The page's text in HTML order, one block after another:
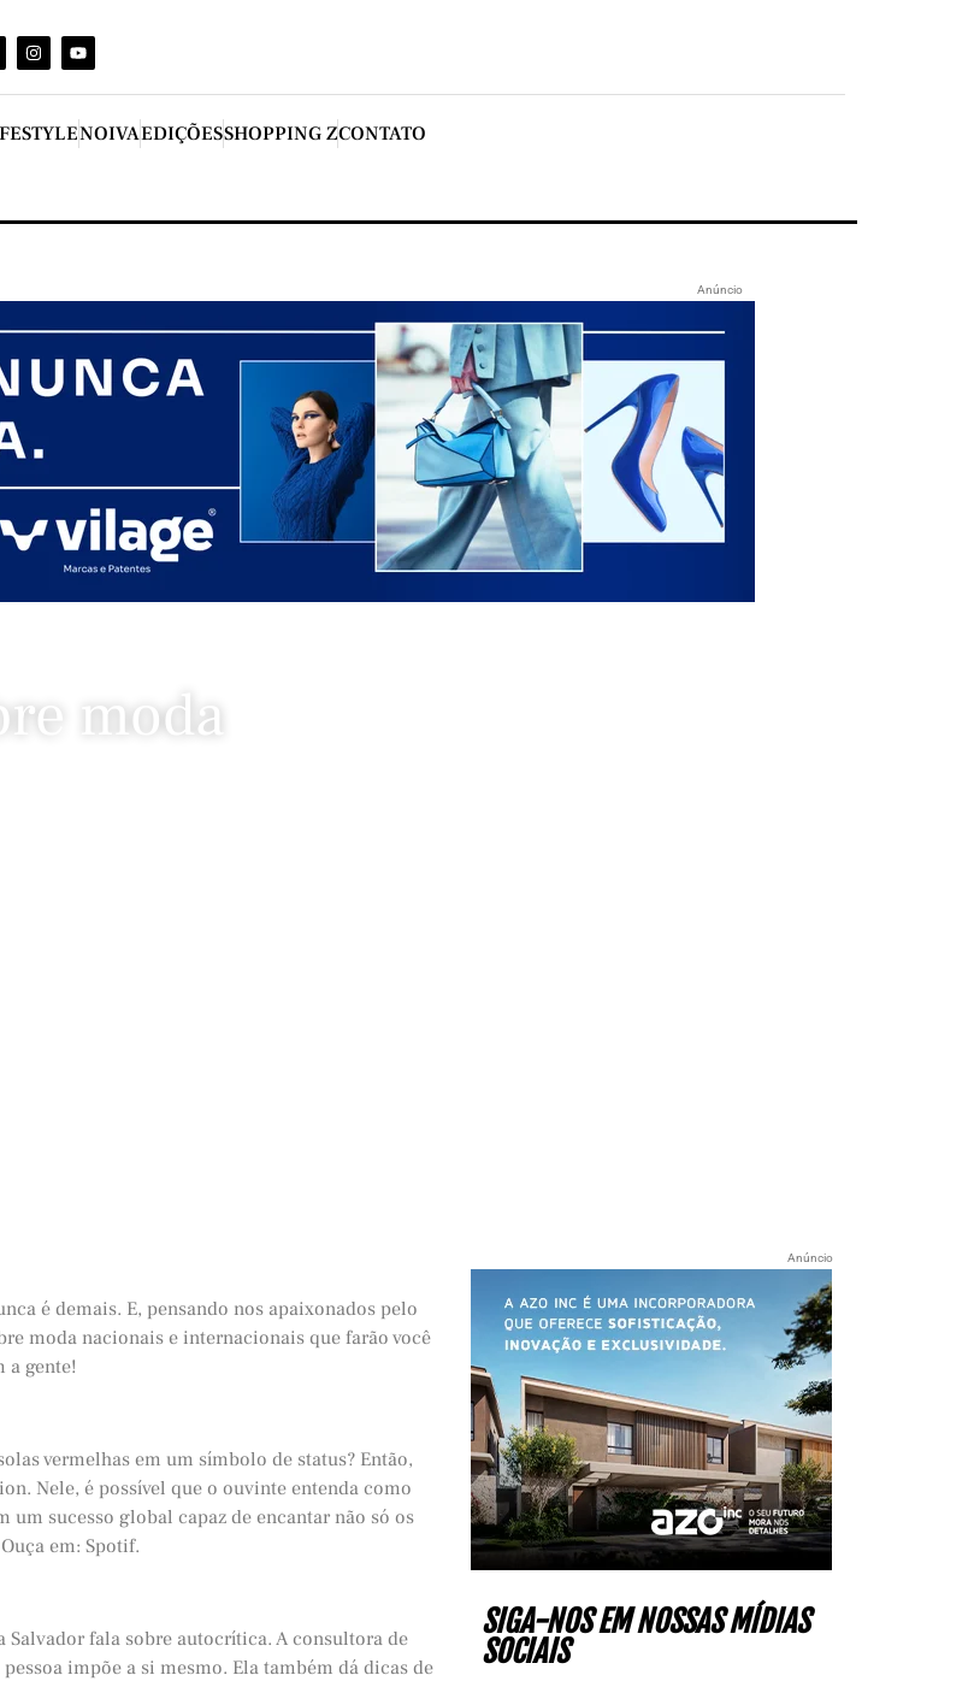
NOIVAEDIÇÕESSHOPPING ZCONTATO
Anúncio
moda
é demais. E, pensando nos apaixonados pelo
moda nacionais e internacionais que farão você
a gente!
vermelhas em um símbolo de status? Então,
Nele, é possível que o ouvinte entenda como
sucesso global capaz de encantar não só os
em: Spotif.
fala sobre autocrítica. A consultora de
impõe a si mesmo. Ela também dá dicas de
Anúncio
SIGA-NOS EM NOSSAS MÍDIAS
SOCIAIS